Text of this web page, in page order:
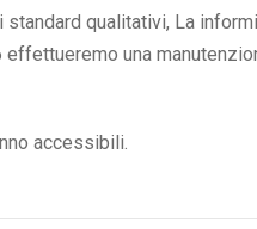
qualitativi, La
una
accessibili.